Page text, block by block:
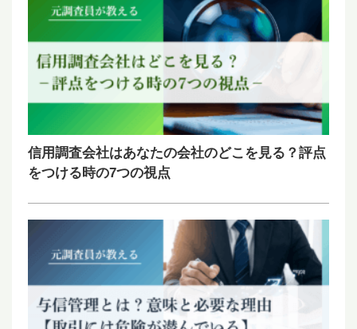
信用調査会社はあなたの会社のどこを見る？評点
をつける時の7つの視点